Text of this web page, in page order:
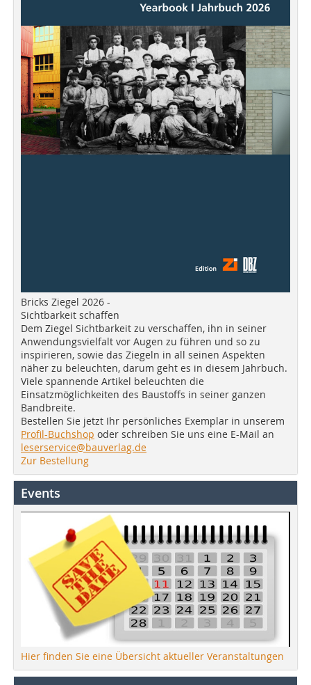
Bricks Ziegel 2026 -
Sichtbarkeit schaffen
Dem Ziegel Sichtbarkeit zu verschaffen, ihn in seiner
Anwendungsvielfalt vor Augen zu führen und so zu
inspirieren, sowie das Ziegeln in all seinen Aspekten
näher zu beleuchten, darum geht es in diesem Jahrbuch.
Viele spannende Artikel beleuchten die
Einsatzmöglichkeiten des Baustoffs in seiner ganzen
Bandbreite.
Bestellen Sie jetzt Ihr persönliches Exemplar in unserem
Profil-Buchshop oder schreiben Sie uns eine E-Mail an
leserservice@bauverlag.de
Zur Bestellung
Events
Hier finden Sie eine Übersicht aktueller Veranstaltungen